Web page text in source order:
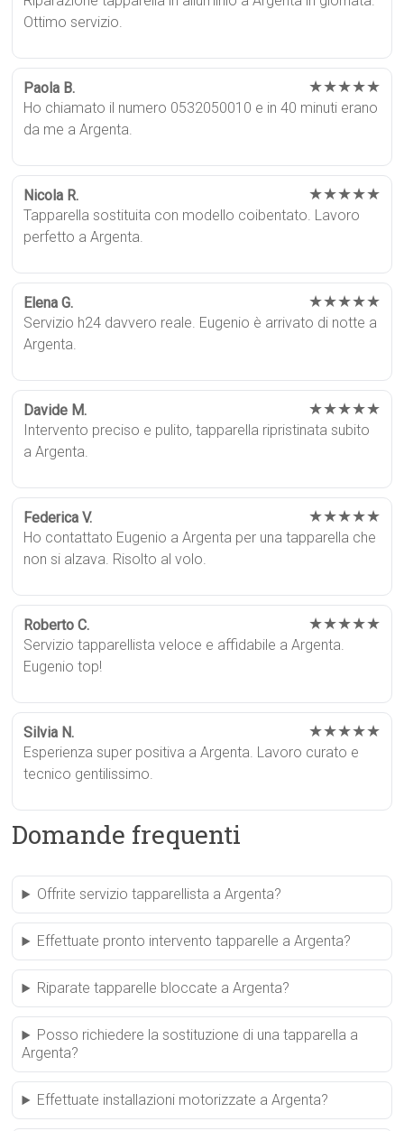
Ottimo servizio.
Paola B. ★★★★★
Ho chiamato il numero 0532050010 e in 40 minuti erano
da me a Argenta.
Nicola R. ★★★★★
Tapparella sostituita con modello coibentato. Lavoro
perfetto a Argenta.
Elena G. ★★★★★
Servizio h24 davvero reale. Eugenio è arrivato di notte a
Argenta.
Davide M. ★★★★★
Intervento preciso e pulito, tapparella ripristinata subito
a Argenta.
Federica V. ★★★★★
Ho contattato Eugenio a Argenta per una tapparella che
non si alzava. Risolto al volo.
Roberto C. ★★★★★
Servizio tapparellista veloce e affidabile a Argenta.
Eugenio top!
Silvia N. ★★★★★
Esperienza super positiva a Argenta. Lavoro curato e
tecnico gentilissimo.
Domande frequenti
Offrite servizio tapparellista a Argenta?
Effettuate pronto intervento tapparelle a Argenta?
Riparate tapparelle bloccate a Argenta?
Posso richiedere la sostituzione di una tapparella a
Argenta?
Effettuate installazioni motorizzate a Argenta?